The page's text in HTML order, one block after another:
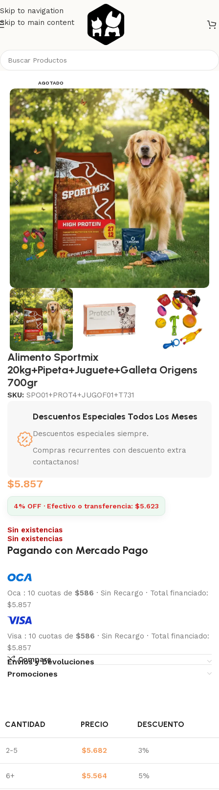
Skip to navigation
Skip to main content
AGOTADO
Alimento Sportmix
20kg+Pipeta+Juguete+Galleta Origens
700gr
SKU: SPO01+PROT4+JUGOF01+T731
Descuentos Especiales Todos Los Meses
Descuentos especiales siempre.
Compras recurrentes con descuento extra
contactanos!
$5.857
4% OFF · Efectivo o transferencia: $5.623
Sin existencias
Sin existencias
Pagando con Mercado Pago
Oca : 10 cuotas de $586 · Sin Recargo · Total financiado:
$5.857
Visa : 10 cuotas de $586 · Sin Recargo · Total financiado:
$5.857
Compare
Envíos y Devoluciones
Promociones
CANTIDAD PRECIO DESCUENTO
2-5 $5.682 3%
6+ $5.564 5%